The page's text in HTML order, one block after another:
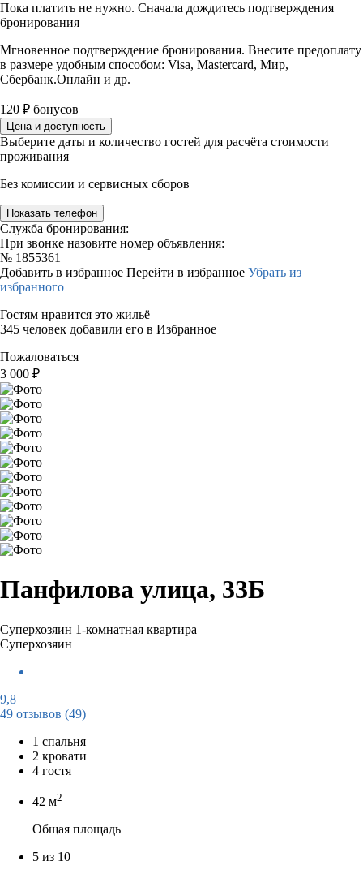
Пока платить не нужно. Сначала дождитесь подтверждения
бронирования
Мгновенное подтверждение бронирования. Внесите предоплату
в размере удобным способом: Visa, Mastercard, Мир,
Сбербанк.Онлайн и др.
120 ₽ бонусов
Цена и доступность
Выберите даты и количество гостей для расчёта стоимости
проживания
Без комиссии и сервисных сборов
Показать телефон
Служба бронирования:
При звонке назовите номер объявления:
№ 1855361
Добавить в избранное Перейти в избранное Убрать из
избранного
Гостям нравится это жильё
345 человек добавили его в Избранное
Пожаловаться
3 000 ₽
Панфилова улица, 33Б
Суперхозяин 1-комнатная квартира
Суперхозяин
9,8
49 отзывов (49)
1 спальня
2 кровати
4 гостя
42 м2
Общая площадь
5 из 10